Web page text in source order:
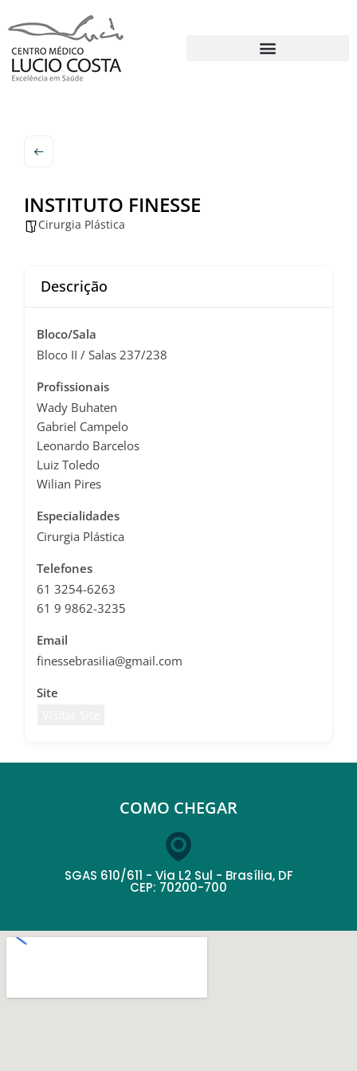
INSTITUTO FINESSE
Cirurgia Plástica
Descrição
Bloco/Sala
Bloco II / Salas 237/238
Profissionais
Wady Buhaten
Gabriel Campelo
Leonardo Barcelos
Luiz Toledo
Wilian Pires
Especialidades
Cirurgia Plástica
Telefones
61 3254-6263
61 9 9862-3235
Email
finessebrasilia@gmail.com
Site
COMO CHEGAR
SGAS 610/611 - Via L2 Sul - Brasília, DF
CEP: 70200-700